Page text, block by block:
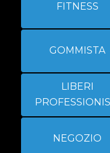
FITNESS
GOMMISTA
LIBERI
NEGOZIO